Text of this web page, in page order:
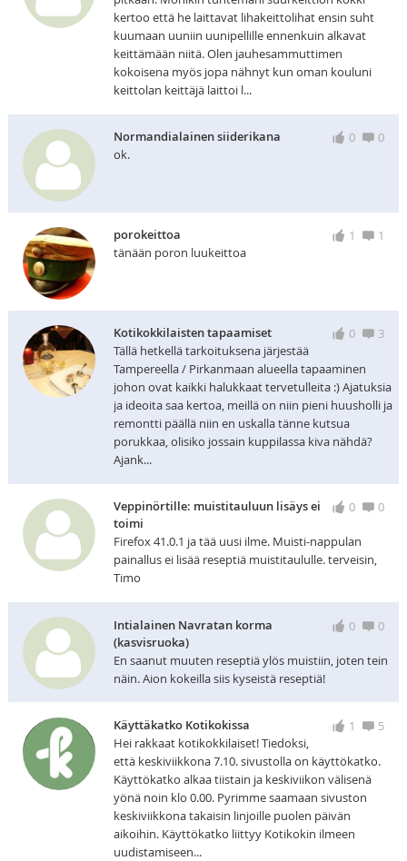
kertoo että he laittavat lihakeittolihat ensin suht
kuumaan uuniin uunipellille ennenkuin alkavat
keittämään niitä. Olen jauhesammuttimen
kokoisena myös jopa nähnyt kun oman kouluni
keittolan keittäjä laittoi l...
0 0
Normandialainen siiderikana
ok.
1 1
porokeittoa
tänään poron luukeittoa
0 3
Kotikokkilaisten tapaamiset
Tällä hetkellä tarkoituksena järjestää
Tampereella / Pirkanmaan alueella tapaaminen
johon ovat kaikki halukkaat tervetulleita :) Ajatuksia
ja ideoita saa kertoa, meillä on niin pieni huusholli ja
remontti päällä niin en uskalla tänne kutsua
porukkaa, olisiko jossain kuppilassa kiva nähdä?
Ajank...
0 0
Veppinörtille: muistitauluun lisäys ei
toimi
Firefox 41.0.1 ja tää uusi ilme. Muisti-nappulan
painallus ei lisää reseptiä muistitaululle. terveisin,
Timo
0 0
Intialainen Navratan korma
(kasvisruoka)
En saanut muuten reseptiä ylös muistiin, joten tein
näin. Aion kokeilla siis kyseistä reseptiä!
1 5
Käyttäkatko Kotikokissa
Hei rakkaat kotikokkilaiset! Tiedoksi,
että keskiviikkona 7.10. sivustolla on käyttökatko.
Käyttökatko alkaa tiistain ja keskiviikon välisenä
yönä noin klo 0.00. Pyrimme saamaan sivuston
keskiviikkona takaisin linjoille puolen päivän
aikoihin. Käyttökatko liittyy Kotikokin ilmeen
uudistamiseen...